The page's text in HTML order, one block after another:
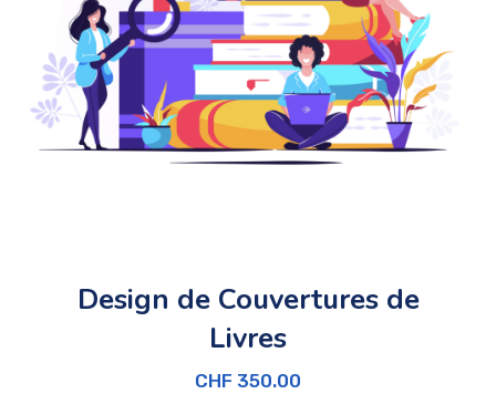
Design de Couvertures de
Livres
CHF 350.00